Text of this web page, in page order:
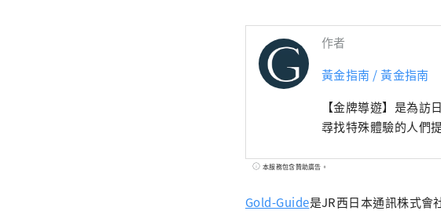
作者
黃金指南 / 黃金指南
【金牌導遊】是為
尋找特殊體驗的人們
本服務包含贊助廣告。
Gold-Guide是JR西日本通訊株式會